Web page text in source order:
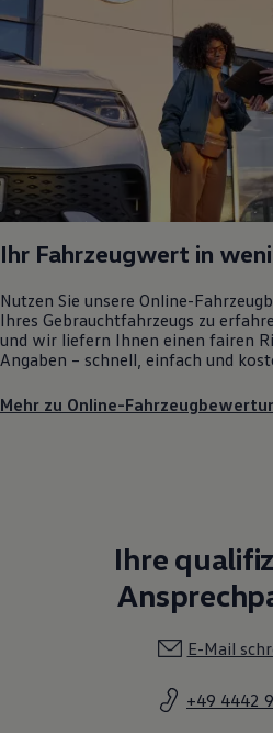
Ihr Fahrzeugwert in
Nutzen Sie unsere Online-
Ihres Gebrauchtfahrzeugs zu
und wir liefern Ihnen einen fairen
Angaben – schnell, einfach und
Mehr zu Online-
Ihre
E-Mail
+49 4442